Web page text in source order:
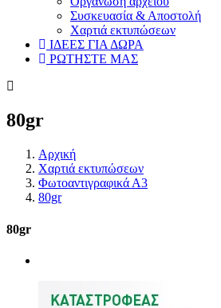
Συσκευασία & Αποστολή
Χαρτιά εκτυπώσεων
ΙΔΕΕΣ ΓΙΑ ΔΩΡΑ
ΡΩΤΗΣΤΕ ΜΑΣ
80gr
Αρχική
Χαρτιά εκτυπώσεων
Φωτοαντιγραφικά Α3
80gr
80gr